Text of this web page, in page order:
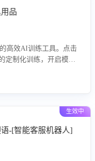
品
高效AI训练工具。点击
定制化训练，开启模拟
。
生效中
-[智能客服机器人]